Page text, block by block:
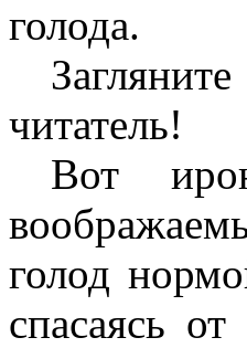
голода.
читатель!
Вот
голод
спасаясь